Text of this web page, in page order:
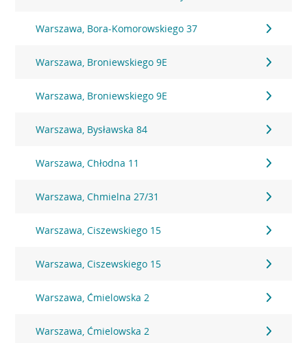
Warszawa, Bora-Komorowskiego 37
Warszawa, Broniewskiego 9E
Warszawa, Broniewskiego 9E
Warszawa, Bysławska 84
Warszawa, Chłodna 11
Warszawa, Chmielna 27/31
Warszawa, Ciszewskiego 15
Warszawa, Ciszewskiego 15
Warszawa, Ćmielowska 2
Warszawa, Ćmielowska 2